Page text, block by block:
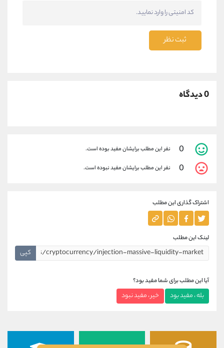
ثبت نظر
0 دیدگاه
0 نفر این مطلب برایشان مفید بوده است.
0 نفر این مطلب برایشان مفید نبوده است.
اشتراک گذاری این مطلب
لینک این مطلب
کپی
آیا این مطلب برای شما مفید بود؟
بله ، مفید بود خیر ، مفید نبود